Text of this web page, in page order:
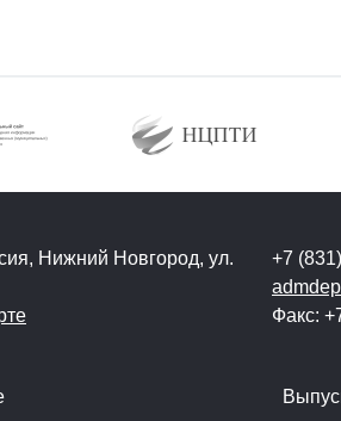
Нижний Новгород, ул.
+7
Факс: